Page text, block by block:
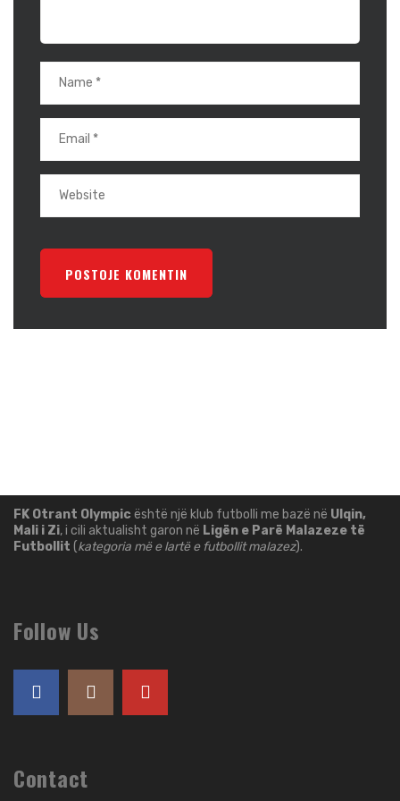
FK Otrant Olympic është një klub futbolli me bazë në Ulqin,
Mali i Zi, i cili aktualisht garon në Ligën e Parë Malazeze të
Futbollit (kategoria më e lartë e futbollit malazez).
Follow Us
Contact